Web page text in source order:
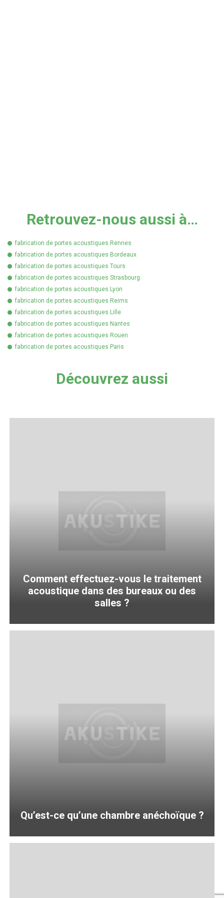
Retrouvez-nous aussi à…
fabrication de portes acoustiques Rennes
fabrication de portes acoustiques Bordeaux
fabrication de portes acoustiques Tours
fabrication de portes acoustiques Strasbourg
fabrication de portes acoustiques Lyon
fabrication de portes acoustiques Reims
fabrication de portes acoustiques Lille
fabrication de portes acoustiques Nantes
fabrication de portes acoustiques Rouen
fabrication de portes acoustiques Paris
Découvrez aussi
Comment effectuez-vous le traitement
acoustique dans des bureaux ou des
salles ?
Qu’est-ce qu’une chambre anéchoïque ?